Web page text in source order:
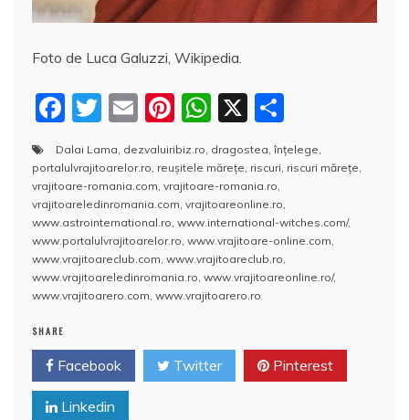
Foto de Luca Galuzzi, Wikipedia.
F
a
c
e
b
o
o
k
T
itt
er
E
m
ai
l
Pi
nt
er
e
st
W
h
at
s
A
p
p
X
a
rt
e
a
z
Dalai Lama, dezvaluiribiz.ro, dragostea, înțelege,
portalulvrajitoarelor.ro, reuşitele măreţe, riscuri, riscuri măreţe,
vrajitoare-romania.com, vrajitoare-romania.ro,
vrajitoareledinromania.com, vrajitoareonline.ro,
www.astrointernational.ro, www.international-witches.com/,
www.portalulvrajitoarelor.ro, www.vrajitoare-online.com,
www.vrajitoareclub.com, www.vrajitoareclub.ro,
www.vrajitoareledinromania.ro, www.vrajitoareonline.ro/,
www.vrajitoarero.com, www.vrajitoarero.ro
SHARE
Facebook Twitter Pinterest
Linkedin